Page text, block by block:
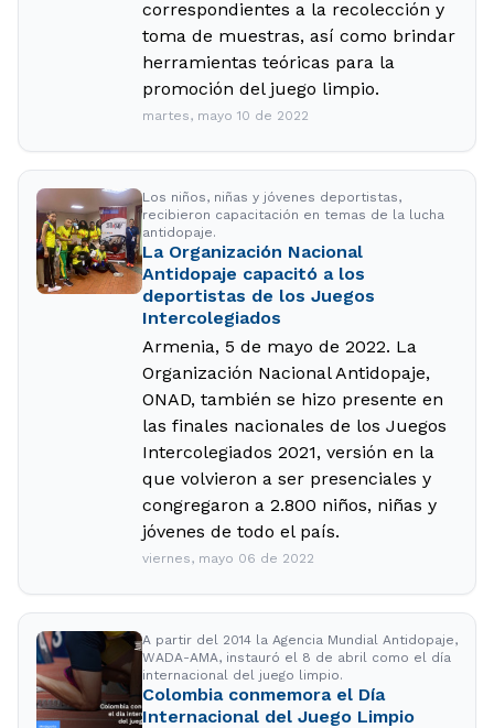
correspondientes a la recolección y
toma de muestras, así como brindar
herramientas teóricas para la
promoción del juego limpio.
martes, mayo 10 de 2022
Los niños, niñas y jóvenes deportistas,
recibieron capacitación en temas de la lucha
antidopaje.
La Organización Nacional
Antidopaje capacitó a los
deportistas de los Juegos
Intercolegiados
Armenia, 5 de mayo de 2022. La
Organización Nacional Antidopaje,
ONAD, también se hizo presente en
las finales nacionales de los Juegos
Intercolegiados 2021, versión en la
que volvieron a ser presenciales y
congregaron a 2.800 niños, niñas y
jóvenes de todo el país.
viernes, mayo 06 de 2022
A partir del 2014 la Agencia Mundial Antidopaje,
WADA-AMA, instauró el 8 de abril como el día
internacional del juego limpio.
Colombia conmemora el Día
Internacional del Juego Limpio